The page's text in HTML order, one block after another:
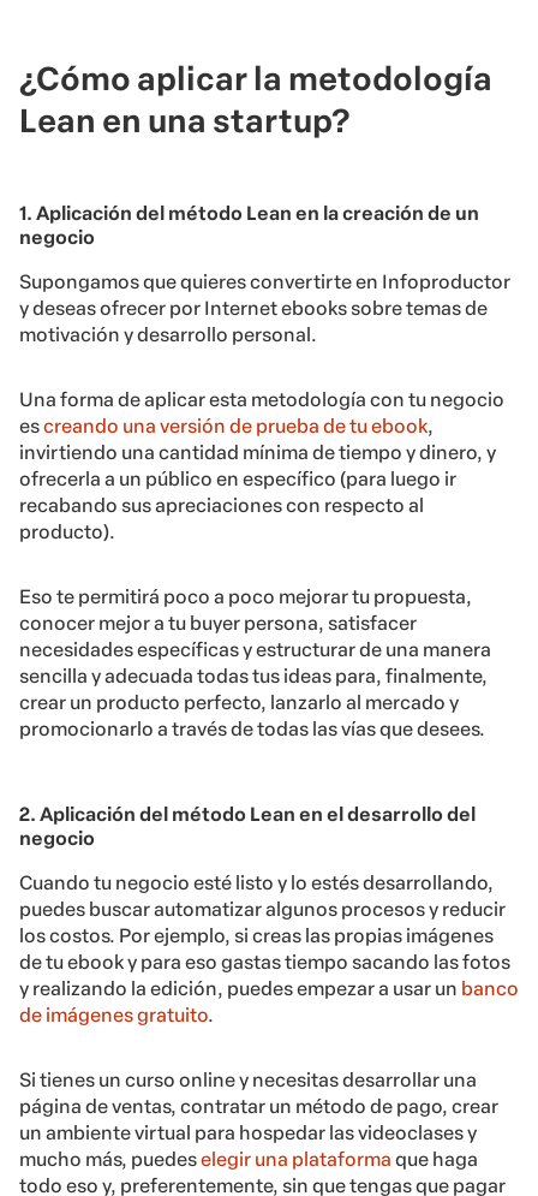
¿Cómo aplicar la metodología
Lean en una startup?
1. Aplicación del método Lean en la creación de un
negocio
Supongamos que quieres convertirte en Infoproductor
y deseas ofrecer por Internet ebooks sobre temas de
motivación y desarrollo personal.
Una forma de aplicar esta metodología con tu negocio
escreando una versión de prueba de tu ebook,
invirtiendo una cantidad mínima de tiempo y dinero, y
ofrecerla a un público en específico (para luego ir
recabando sus apreciaciones con respecto al
producto).
Eso te permitirá poco a poco mejorar tu propuesta,
conocer mejor a tu buyer persona, satisfacer
necesidades específicas y estructurar de una manera
sencilla y adecuada todas tus ideas para, finalmente,
crear un producto perfecto, lanzarlo al mercado y
promocionarlo a través de todas las vías que desees.
2. Aplicación del método Lean en el desarrollo del
negocio
Cuando tu negocio esté listo y lo estés desarrollando,
puedes buscar automatizar algunos procesos y reducir
los costos. Por ejemplo, si creas las propias imágenes
de tu ebook y para eso gastas tiempo sacando las fotos
y realizando la edición, puedes empezar a usar un banco
de imágenes gratuito.
Si tienes un curso online y necesitas desarrollar una
página de ventas, contratar un método de pago, crear
un ambiente virtual para hospedar las videoclases y
mucho más, puedeselegir una plataforma que haga
todo eso y, preferentemente, sin que tengas que pagar